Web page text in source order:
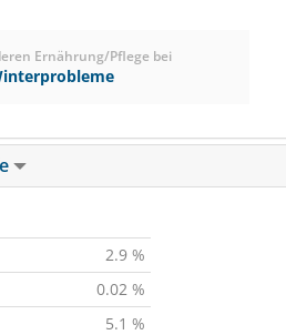
Ernährung/Pflege bei
2.9 %
0.02 %
5.1 %